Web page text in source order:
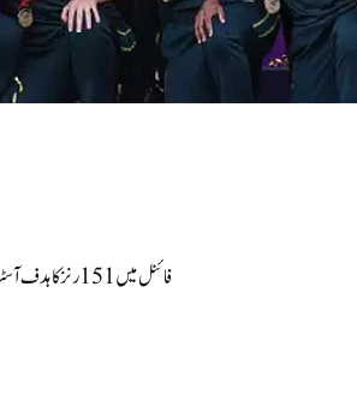
فائنل میں 151 رنز کا ہدف آسٹریلوی ٹیم نے 17.2 اوورز میں حاصل کیا اور پورے ٹورنامنٹ میں ناقابلِ شکست رہتے ہوئے ایک اور عالمی اعزاز جیت لیا۔